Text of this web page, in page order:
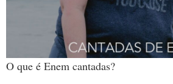
O que é Enem cantadas?